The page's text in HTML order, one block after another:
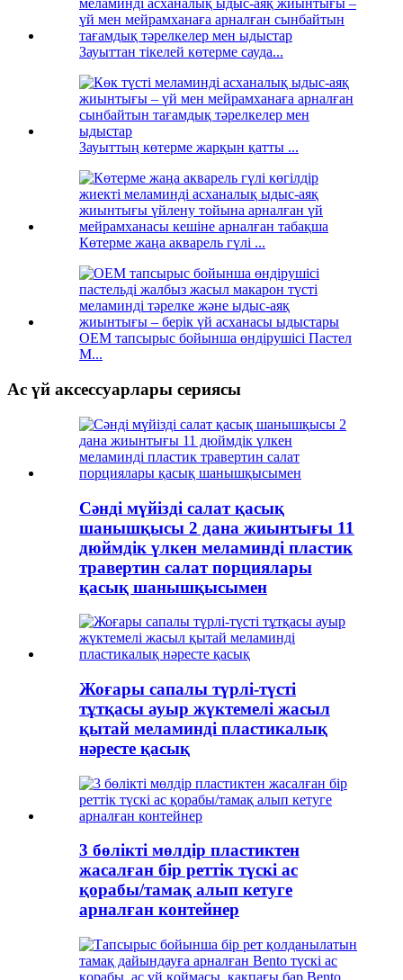
Зауыттан тікелей көтерме сауда...
Зауыттың көтерме жарқын қатты ...
Көтерме жаңа акварель гүлі ...
OEM тапсырыс бойынша өндірушісі Пастел
M...
Ас үй аксессуарлары сериясы
Сәнді мүйізді салат қасық
шанышқысы 2 дана жиынтығы 11
дюймдік үлкен меламинді пластик
травертин салат порциялары
қасық шанышқысымен
Жоғары сапалы түрлі-түсті
тұтқасы ауыр жүктемелі жасыл
қытай меламинді пластикалық
нәресте қасық
3 бөлікті мөлдір пластиктен
жасалған бір реттік түскі ас
қорабы/тамақ алып кетуге
арналған контейнер